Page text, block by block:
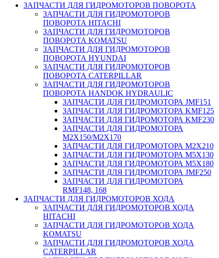
ЗАПЧАСТИ ДЛЯ ГИДРОМОТОРОВ ПОВОРОТА
ЗАПЧАСТИ ДЛЯ ГИДРОМОТОРОВ
ПОВОРОТА HITACHI
ЗАПЧАСТИ ДЛЯ ГИДРОМОТОРОВ
ПОВОРОТА KOMATSU
ЗАПЧАСТИ ДЛЯ ГИДРОМОТОРОВ
ПОВОРОТА HYUNDAI
ЗАПЧАСТИ ДЛЯ ГИДРОМОТОРОВ
ПОВОРОТА CATERPILLAR
ЗАПЧАСТИ ДЛЯ ГИДРОМОТОРОВ
ПОВОРОТА HANDOK HYDRAULIC
ЗАПЧАСТИ ДЛЯ ГИДРОМОТОРА JMF151
ЗАПЧАСТИ ДЛЯ ГИДРОМОТОРА KMF125
ЗАПЧАСТИ ДЛЯ ГИДРОМОТОРА KMF230
ЗАПЧАСТИ ДЛЯ ГИДРОМОТОРА
M2X150/M2X170
ЗАПЧАСТИ ДЛЯ ГИДРОМОТОРА M2X210
ЗАПЧАСТИ ДЛЯ ГИДРОМОТОРА M5X130
ЗАПЧАСТИ ДЛЯ ГИДРОМОТОРА M5X180
ЗАПЧАСТИ ДЛЯ ГИДРОМОТОРА JMF250
ЗАПЧАСТИ ДЛЯ ГИДРОМОТОРА
RMF148, 168
ЗАПЧАСТИ ДЛЯ ГИДРОМОТОРОВ ХОДА
ЗАПЧАСТИ ДЛЯ ГИДРОМОТОРОВ ХОДА
HITACHI
ЗАПЧАСТИ ДЛЯ ГИДРОМОТОРОВ ХОДА
KOMATSU
ЗАПЧАСТИ ДЛЯ ГИДРОМОТОРОВ ХОДА
CATERPILLAR